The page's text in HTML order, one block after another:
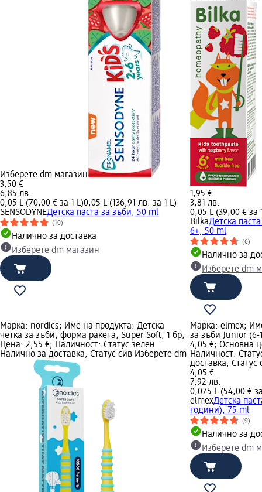
Изберете dm магазин
3,50 €
6,85 лв.
0,05 L (70,00 € за 1 L)0,05 L (136,91 лв. за 1 L)
SENSODYNEДетска паста за зъби, 50 ml
(10)
Налично за доставка
Изберете dm магазин
1,95 €
3,81 лв.
0,05 L (39,00 € за
BilkaДетска
6+, 50 ml
(6)
Налично за
Изберете dm
Марка: nordics; Име на продукта: Детска
четка за зъби, форма ракета, Super Soft, 1 бр;
Цена: 2,55 €; Наличност: Статус зелен
Налично за доставка, Статус сив Изберете dm
Марка: elmex;
за зъби Junior
4,05 €; Основна
Наличност:
доставка,
4,05 €
7,92 лв.
0,075 L (54,00 €
elmexДетска
години), 75 ml
(9)
Налично за
Изберете dm